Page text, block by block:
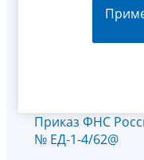
Приказ ФНС
№ ЕД-1-4/62@